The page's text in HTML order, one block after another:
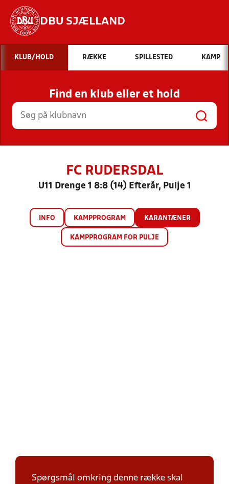
DBU SJÆLLAND
Hvad vil du søge efter?
INDHOLD OG NYHEDER
STILLINGER, RESULTATER, KLUBBER OG
HOLD
KLUB/HOLD RÆKKE SPILLESTED KAMP
Find en klub eller et hold
FC RUDERSDAL
U11 Drenge 1 8:8 (14) Efterår, Pulje 1
INFO KAMPPROGRAM KARANTÆNER
KAMPPROGRAM FOR PULJE
Spørgsmål omkring denne række skal